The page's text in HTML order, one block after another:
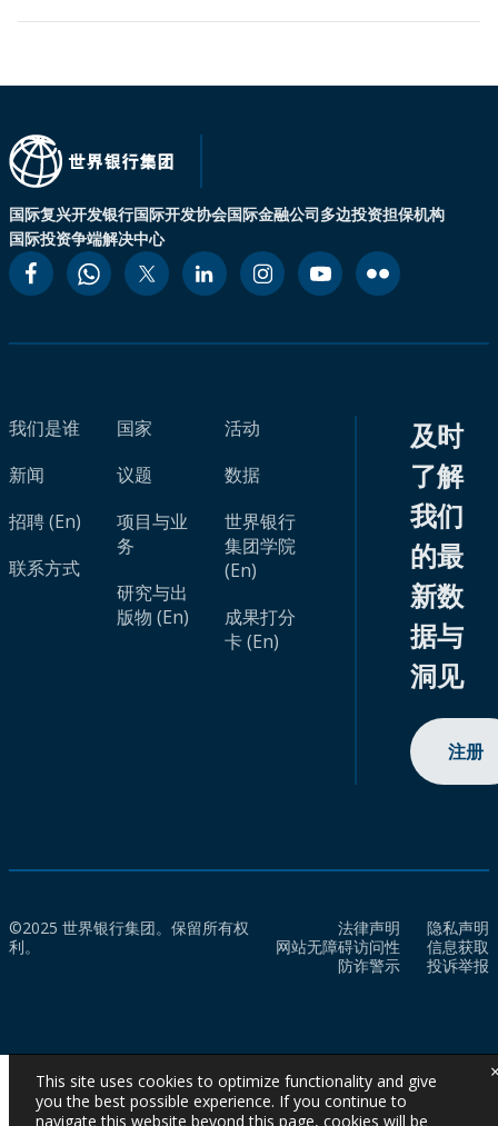
国际复兴开发银行国际开发协会国际金融公司多边投资担保机构
国际投资争端解决中心
我们是谁
新闻
招聘 (En)
联系方式
国家
议题
项目与业
务
研究与出
版物 (En)
活动
数据
世界银行
集团学院
(En)
成果打分
卡 (En)
及时
了解
我们
的最
新数
据与
洞见
注册
©2025 世界银行集团。保留所有权
利。
法律声明
隐私声明
网站无障碍访问性
信息获取
防诈警示
投诉举报
This site uses cookies to optimize functionality and give
you the best possible experience. If you continue to
navigate this website beyond this page, cookies will be